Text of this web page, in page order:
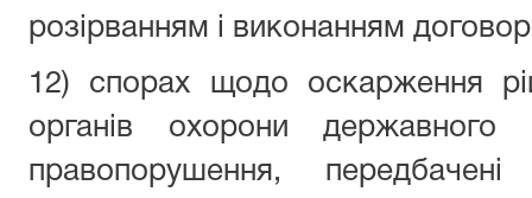
розірванням і виконанням
12) спорах щодо оскарження
органів охорони
правопорушення,